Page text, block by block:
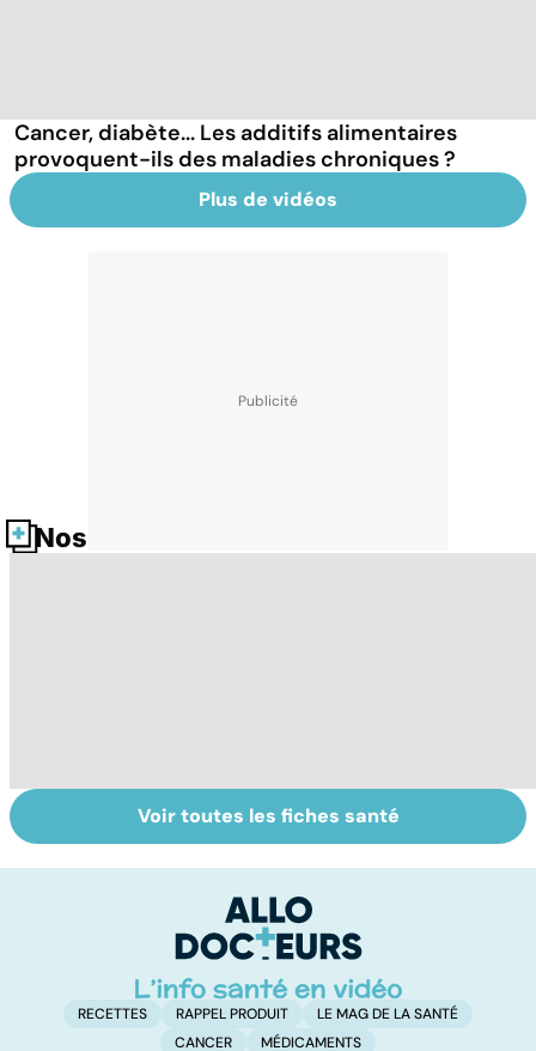
Cancer, diabète... Les additifs alimentaires
provoquent-ils des maladies chroniques ?
Plus de vidéos
Nos fiches santé
HPV : tout savoir
sur les
Cancer : la
fatigue avant
Voir toutes les fiches santé
RECETTES RAPPEL PRODUIT
LE MAG DE LA SANTÉ
CANCER
MÉDICAMENTS